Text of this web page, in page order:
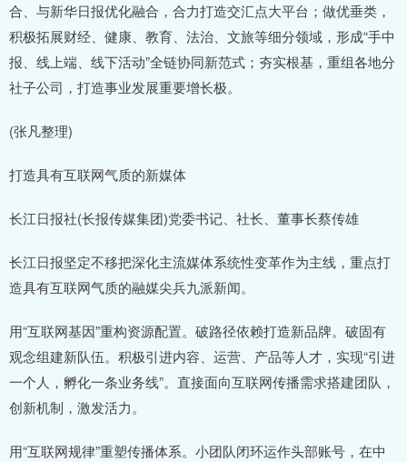
合、与新华日报优化融合，合力打造交汇点大平台；做优垂类，
积极拓展财经、健康、教育、法治、文旅等细分领域，形成“手中
报、线上端、线下活动”全链协同新范式；夯实根基，重组各地分
社子公司，打造事业发展重要增长极。
(张凡整理)
打造具有互联网气质的新媒体
长江日报社(长报传媒集团)党委书记、社长、董事长蔡传雄
长江日报坚定不移把深化主流媒体系统性变革作为主线，重点打
造具有互联网气质的融媒尖兵九派新闻。
用“互联网基因”重构资源配置。破路径依赖打造新品牌。破固有
观念组建新队伍。积极引进内容、运营、产品等人才，实现“引进
一个人，孵化一条业务线”。直接面向互联网传播需求搭建团队，
创新机制，激发活力。
用“互联网规律”重塑传播体系。小团队闭环运作头部账号，在中